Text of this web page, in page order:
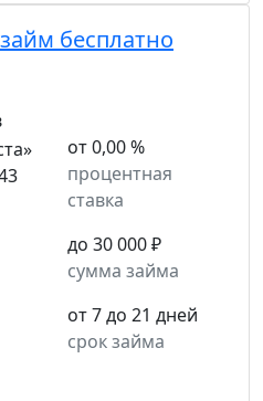
бесплатно
от 0,00 %
процентная
ставка
до 30 000 ₽
сумма займа
от 7 до 21 дней
срок займа